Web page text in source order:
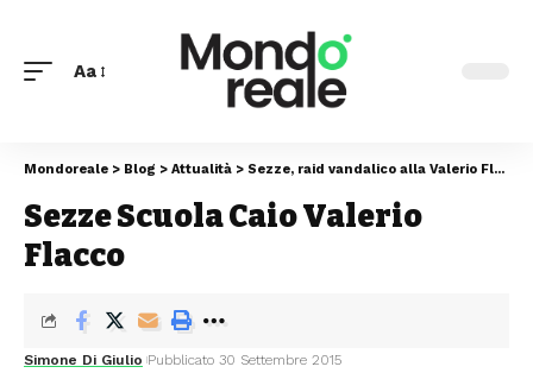
Aa
Mondoreale > Blog > Attualità > Sezze, raid vandalico alla Valerio Flacco
Sezze Scuola Caio Valerio
Flacco
Simone Di Giulio Pubblicato 30 Settembre 2015